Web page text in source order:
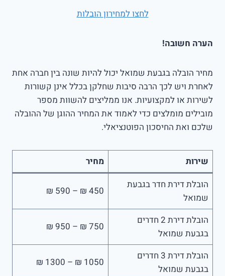
לחצו למחירון הובלות
הערה חשובה!
מחיר הובלה בגבעת שמואל יכול להיות שונה בין חברה אחת
לאחרת ויש לכך הרבה סיבות שחלקן בכלל אינן קשורות
לשירות או למקצועיות. אנו ממליצים להשוות מספר
מובילים מומלצים כדי לאמוד את המחיר ההוגן של ההובלה
שלכם ואת החיסכון הפוטנציאלי.
שירות
מחיר
הובלת דירת חדר בגבעת
שמואל
450 ₪ – 590 ₪
הובלת דירת 2 חדרים
בגבעת שמואל
750 ₪ – 950 ₪
הובלת דירת 3 חדרים
בגבעת שמואל
1050 ₪ – 1300 ₪